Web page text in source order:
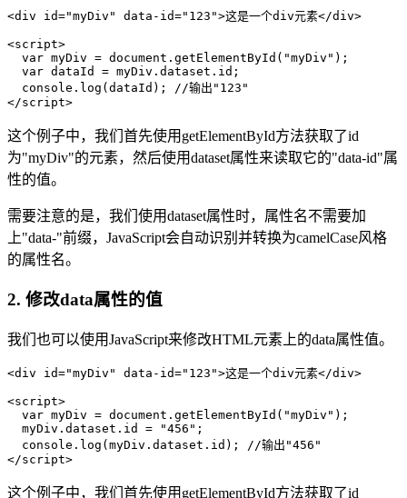
<div id="myDiv" data-id="123">这是一个div元素</div>
<script>
  var myDiv = document.getElementById("myDiv");
  var dataId = myDiv.dataset.id;
  console.log(dataId); //输出"123"
</script>
这个例子中，我们首先使用getElementById方法获取了id
为"myDiv"的元素，然后使用dataset属性来读取它的"data-id"属
性的值。
需要注意的是，我们使用dataset属性时，属性名不需要加
上"data-"前缀，JavaScript会自动识别并转换为camelCase风格
的属性名。
2. 修改data属性的值
我们也可以使用JavaScript来修改HTML元素上的data属性值。
<div id="myDiv" data-id="123">这是一个div元素</div>
<script>
  var myDiv = document.getElementById("myDiv");
  myDiv.dataset.id = "456";
  console.log(myDiv.dataset.id); //输出"456"
</script>
这个例子中，我们首先使用getElementById方法获取了id